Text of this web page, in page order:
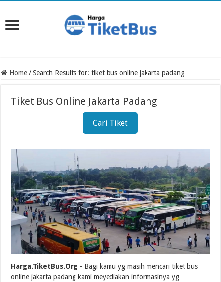
Home / Search Results for: tiket bus online jakarta padang
Tiket Bus Online Jakarta Padang
Cari Tiket
Harga.TiketBus.Org - Bagi kamu yg masih mencari tiket bus
online jakarta padang kami meyediakan informasinya yg